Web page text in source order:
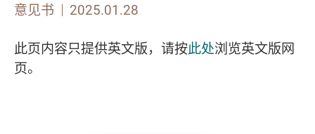
意见书 2025.01.28
此页内容只提供英文版，请按此处浏览英文版网
页。